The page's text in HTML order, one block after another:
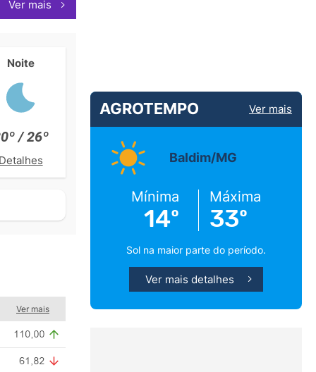
Ver mais
Noite
/ 26º
Detalhes
Ver mais
AGROTEMPO Ver mais
Baldim/MG
Mínima
14º
Máxima
33º
Sol na maior parte do período.
Ver mais detalhes